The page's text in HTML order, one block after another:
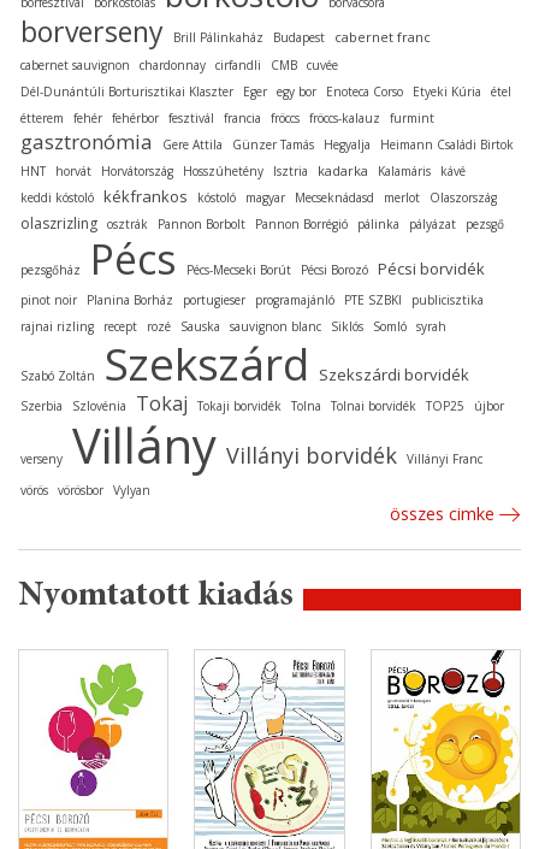
borverseny Brill Pálinkaház Budapest cabernet franc
cabernet sauvignon chardonnay cirfandli CMB cuvée
Dél-Dunántúli Borturisztikai Klaszter
Eger egy bor Enoteca Corso Etyeki Kúria
étel
étterem
fehér fehérbor fesztivál francia fröccs fröccs-kalauz furmint
gasztronómia Gere Attila Günzer Tamás Hegyalja
Heimann Családi Birtok
HNT
horvát Horvátország Hosszúhetény Isztria kadarka Kalamáris
kávé
keddi kóstoló kékfrankos kóstoló magyar Mecseknádasd merlot Olaszország
olaszrizling osztrák Pannon Borbolt Pannon Borrégió pálinka pályázat pezsgő
pezsgőház Pécs Pécs-Mecseki Borút Pécsi Borozó Pécsi borvidék
pinot noir Planina Borház portugieser programajánló PTE SZBKI
publicisztika
rajnai rizling
recept rozé Sauska sauvignon blanc Siklós Somló syrah
Szabó Zoltán Szekszárd Szekszárdi borvidék
Szerbia Szlovénia Tokaj Tokaji borvidék Tolna Tolnai borvidék TOP25 újbor
verseny Villány Villányi borvidék Villányi Franc
vörös vörösbor Vylyan
összes cimke
Nyomtatott kiadás